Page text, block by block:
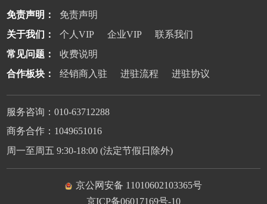
免责声明：
免责声明
关于我们：
个人VIP 企业VIP
联系我们
常见问题：
收费说明
合作板块：
经销商入驻 进驻流程 进驻协议
服务咨询：010-63712288
商务合作：1049651016
周一至周五 9:30-18:00 (法定节假日除外)
京公网安备 11010602103365号
京ICP备06017169号-10